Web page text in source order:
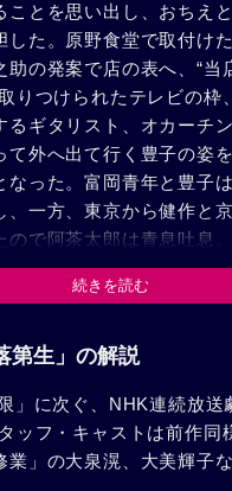
とを思い出し、おちえ
た。原野食堂で取付け
の発案で店の表へ、“当
りつけられたテレビの枠
るギタリスト、オカーチ
外へ出て行く豊子の姿
なった。富岡青年と豊子
、一方、東京から健作と
で阿茶太郎は青息吐息
り、お詑びに配った人形
恵子の説明で、父の苦労
とになった。
続きを読む
第生」の解説
」に次ぐ、NHK連続放
ッフ・キャストは前作同
」の大泉滉、大美輝子